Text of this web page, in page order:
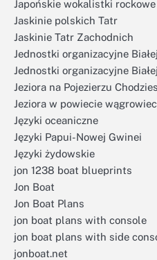
Japońskie wokalistki rockowe
Jaskinie polskich Tatr
Jaskinie Tatr Zachodnich
Jednostki organizacyjne
Jednostki organizacyjne
Jeziora na Pojezierzu
Jeziora w powiecie
Języki oceaniczne
Języki Papui-Nowej Gwinei
Języki żydowskie
jon 1238 boat blueprints
Jon Boat
Jon Boat Plans
jon boat plans with console
jon boat plans with side
jonboat.net